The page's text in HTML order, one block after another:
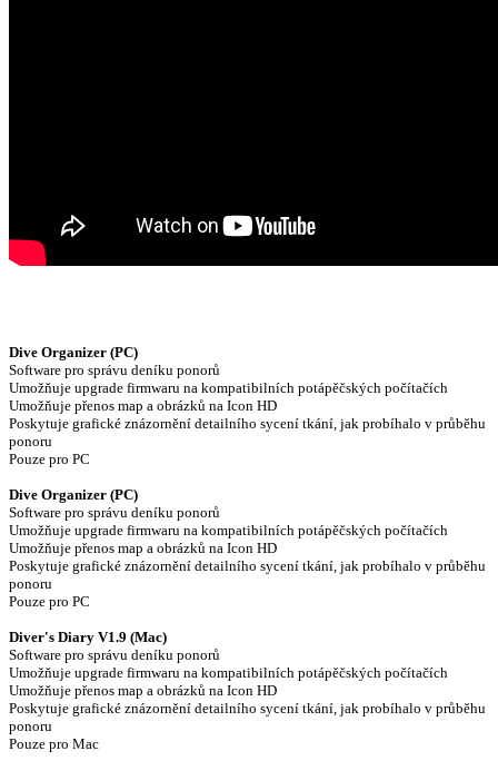
Dive Organizer (PC)
Software pro správu deníku ponorů
Umožňuje upgrade firmwaru na kompatibilních potápěčských počítačích
Umožňuje přenos map a obrázků na Icon HD
Poskytuje grafické znázornění detailního sycení tkání, jak probíhalo v průběhu
ponoru
Pouze pro PC
Dive Organizer (PC)
Software pro správu deníku ponorů
Umožňuje upgrade firmwaru na kompatibilních potápěčských počítačích
Umožňuje přenos map a obrázků na Icon HD
Poskytuje grafické znázornění detailního sycení tkání, jak probíhalo v průběhu
ponoru
Pouze pro PC
Diver's Diary V1.9 (Mac)
Software pro správu deníku ponorů
Umožňuje upgrade firmwaru na kompatibilních potápěčských počítačích
Umožňuje přenos map a obrázků na Icon HD
Poskytuje grafické znázornění detailního sycení tkání, jak probíhalo v průběhu
ponoru
Pouze pro Mac